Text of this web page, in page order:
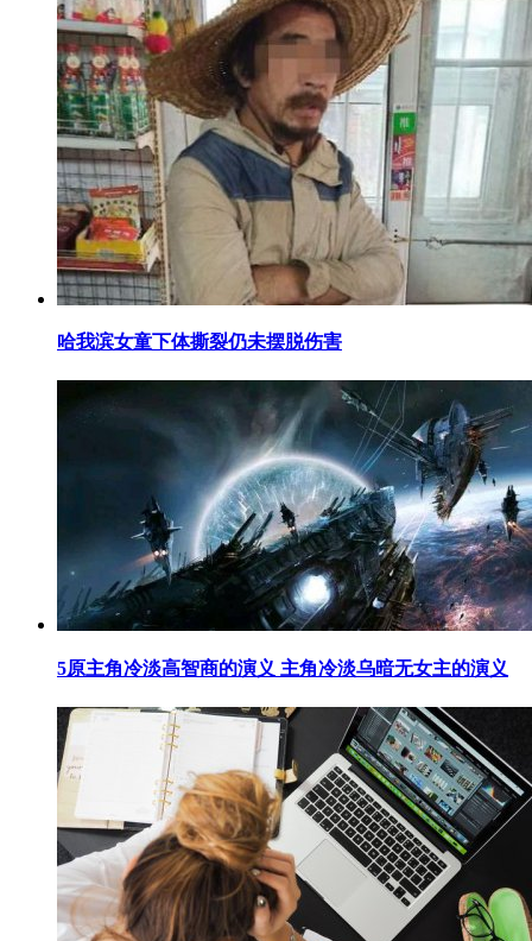
​哈我滨女童下体撕裂仍未摆脱伤害
​5原主角冷淡高智商的演义 主角冷淡乌暗无女主的演义